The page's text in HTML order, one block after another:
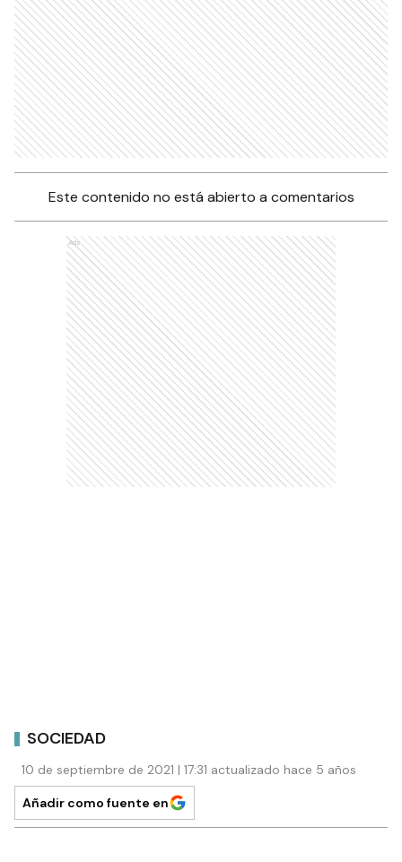
Este contenido no está abierto a comentarios
Ads
SOCIEDAD
10 de septiembre de 2021 | 17:31 actualizado hace 5 años